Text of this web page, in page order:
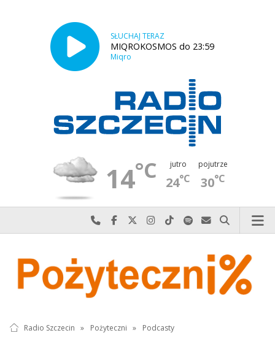
SŁUCHAJ TERAZ
MIQROKOSMOS do 23:59
Miqro
14°C jutro
24°C
pojutrze
30°C
Najlepiej po prostu do nas zadzwoń
Odwiedź nas na Facebook-u
Odwiedź nas na X
Odwiedź nas na Instagram-ie
Odwiedź nas na TikTok-u
Szukaj nas na Spotify
Wyślij do nas
Szukaj
Radio Szczecin » Pożyteczni » Podcasty